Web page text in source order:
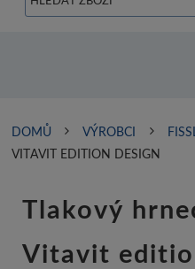
DOMŮ VÝROBCI
VITAVIT EDITION DESIGN
Tlakový
Vitavit